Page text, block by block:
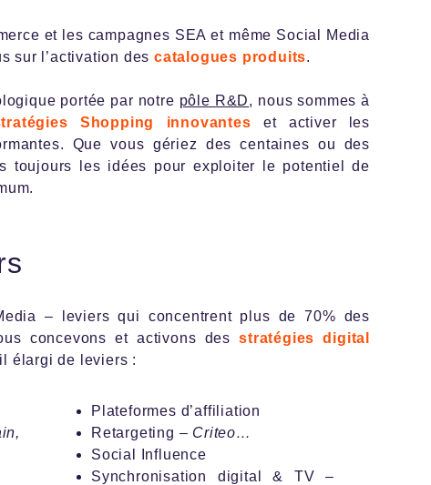
et les campagnes SEA et même Social Media
sur l’activation des catalogues produits.
portée par notre pôle R&D, nous sommes à
Shopping innovantes et activer les
Que vous gériez des centaines ou des
toujours les idées pour exploiter le potentiel de
– leviers qui concentrent plus de 70% des
concevons et activons desstratégies digital
élargi de leviers :
Plateformes d’affiliation
Retargeting – Criteo…
Social Influence
Synchronisation digital & TV –